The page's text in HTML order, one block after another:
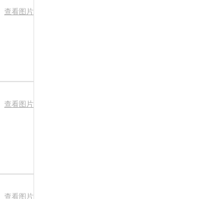
查看图片
查看图片
查看图片